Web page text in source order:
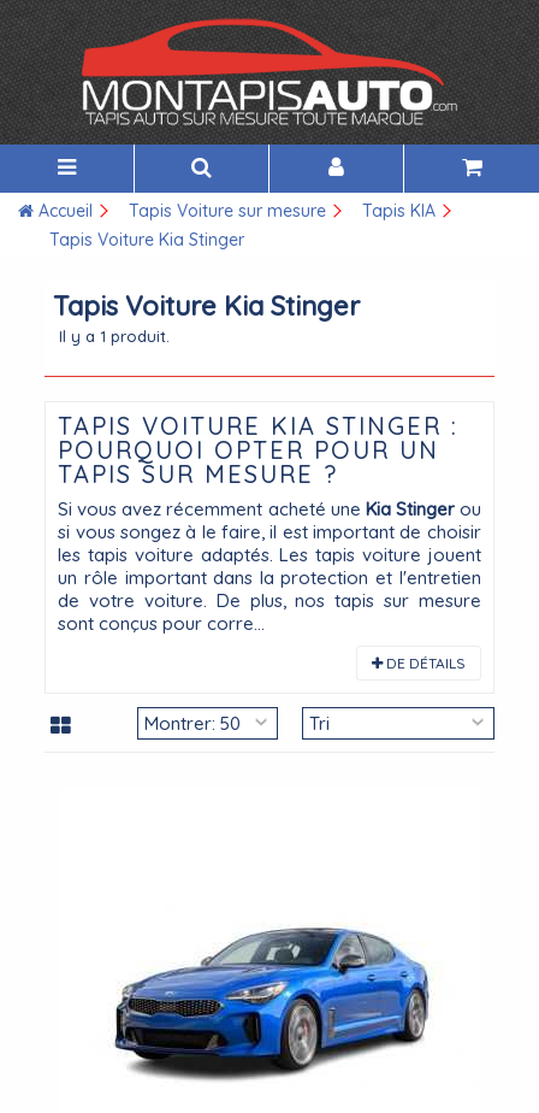
Accueil Tapis Voiture sur mesure
Tapis KIA
Tapis Voiture Kia Stinger
Tapis Voiture Kia Stinger
Il y a 1 produit.
TAPIS VOITURE KIA STINGER :
POURQUOI OPTER POUR UN
TAPIS SUR MESURE ?
Si vous avez récemment acheté une Kia Stingerou
si vous songez à le faire, il est important de choisir
les tapis voiture adaptés. Les tapis voiture jouent
un rôle important dans la protection et l'entretien
de votre voiture. De plus, nos tapis sur mesure
sont conçus pour corre...
DE DÉTAILS